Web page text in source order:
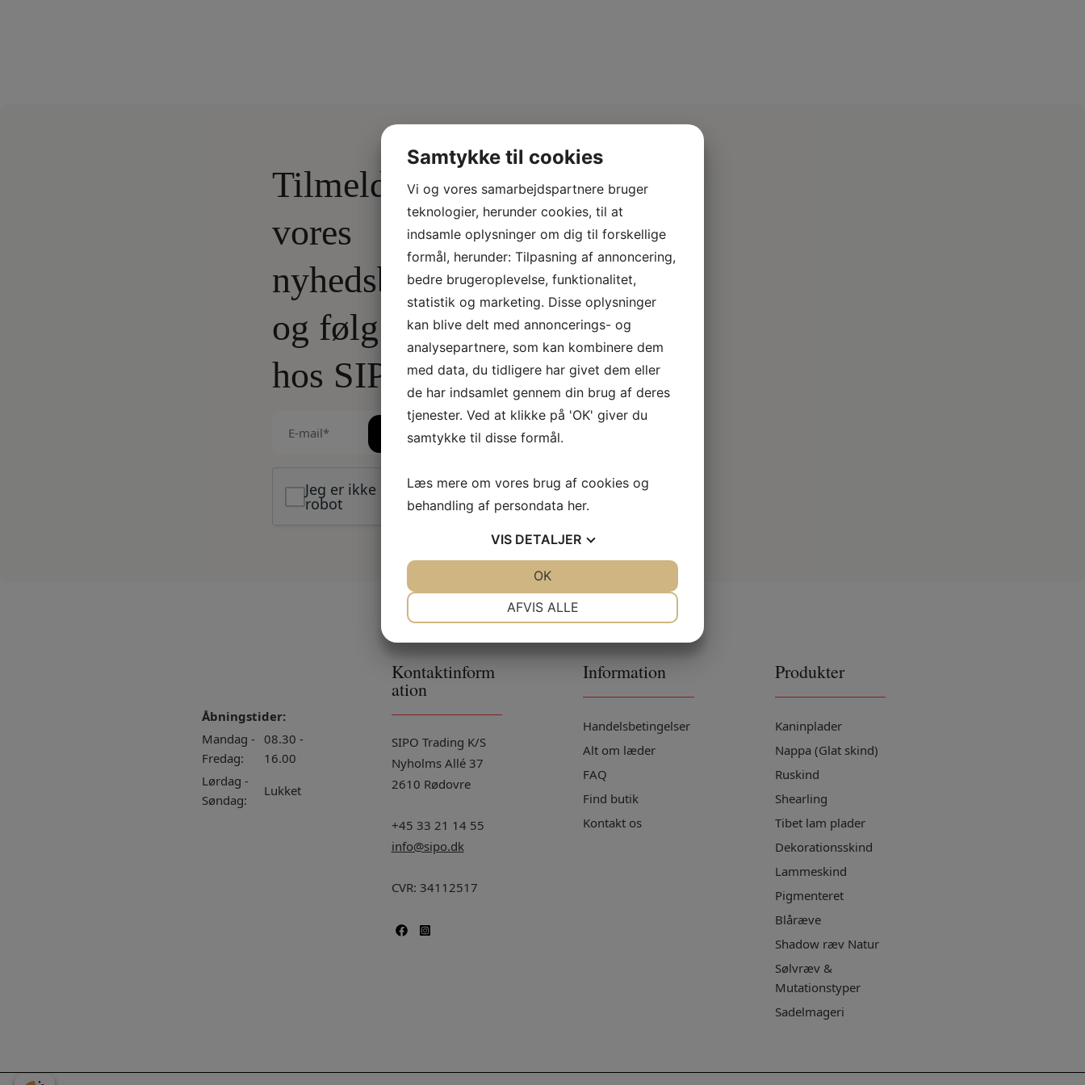
Tilmeld dig
vores
nyhedsbrev
og følg med
hos SIPO!
mail
Jeg er ikke en
robot
Send
Åbningstider:
Mandag -
Fredag:
08.30 -
16.00
Lørdag -
Søndag:
Lukket
Kontaktinform
ation
SIPO Trading K/S
Nyholms Allé 37
2610 Rødovre
+45 33 21 14 55
info@sipo.dk
CVR: 34112517
Information
Handelsbetingelser
Alt om læder
FAQ
Find butik
Kontakt os
Produkter
Kaninplader
Nappa (Glat skind)
Ruskind
Shearling
Tibet lam plader
Dekorationsskind
Lammeskind
Pigmenteret
Blåræve
Shadow ræv Natur
Sølvræv &
Mutationstyper
Sadelmageri
Samtykke til cookies
Vi og vores samarbejdspartnere bruger
teknologier, herunder cookies, til at
indsamle oplysninger om dig til forskellige
formål, herunder: Tilpasning af annoncering,
bedre brugeroplevelse, funktionalitet,
statistik og marketing. Disse oplysninger
kan blive delt med annoncerings- og
analysepartnere, som kan kombinere dem
med data, du tidligere har givet dem eller
de har indsamlet gennem din brug af deres
tjenester. Ved at klikke på 'OK' giver du
samtykke til disse formål.
Læs mere om vores brug af cookies og
behandling af persondata her.
VIS DETALJER
AFVIS ALLE
OK